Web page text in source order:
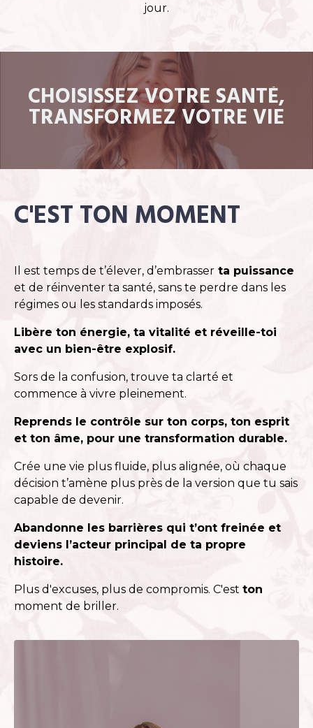
jour.
CHOISISSEZ VOTRE SANTÉ,
TRANSFORMEZ VOTRE VIE
C'EST TON MOMENT
Il est temps de t’élever, d’embrasser ta puissance
et de réinventer ta santé, sans te perdre dans les
régimes ou les standards imposés.
Libère ton énergie, ta vitalité et réveille-toi
avec un bien-être explosif.
Sors de la confusion, trouve ta clarté et
commence à vivre pleinement.
Reprends le contrôle sur ton corps, ton esprit
et ton âme, pour une transformation durable.
Crée une vie plus fluide, plus alignée, où chaque
décision t’amène plus près de la version que tu sais
capable de devenir.
Abandonne les barrières qui t’ont freinée et
deviens l’acteur principal de ta propre
histoire.
Plus d'excuses, plus de compromis. C'est ton
moment de briller.